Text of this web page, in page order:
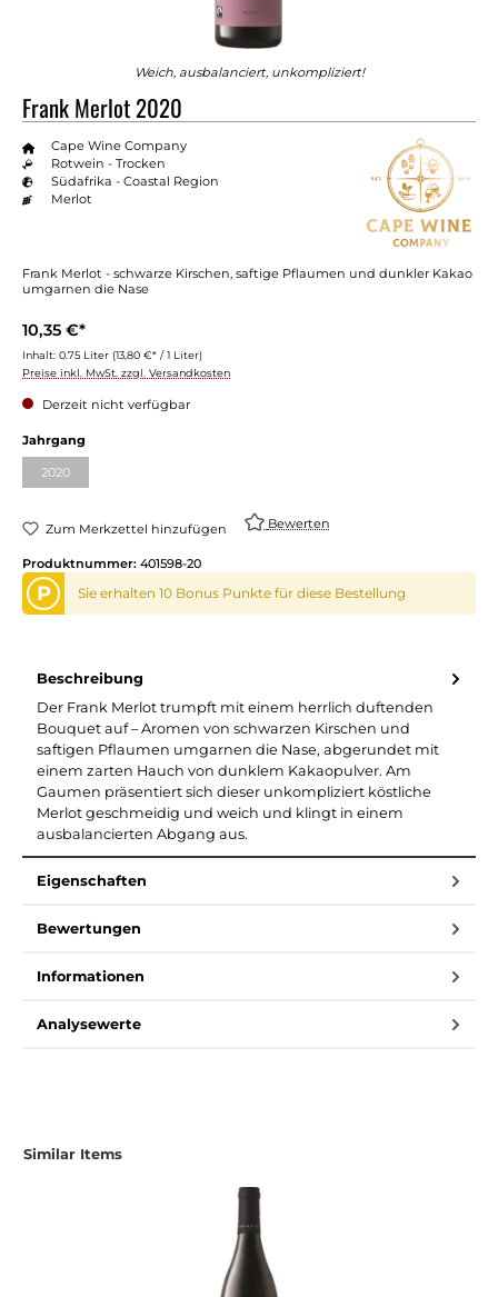
Weich, ausbalanciert, unkompliziert!
Frank Merlot 2020
Cape Wine Company
Rotwein - Trocken
Südafrika - Coastal Region
Merlot
Frank Merlot - schwarze Kirschen, saftige Pflaumen und dunkler Kakao
umgarnen die Nase
10,35 €*
Inhalt: 0.75 Liter (13,80 €* / 1 Liter)
Preise inkl. MwSt. zzgl. Versandkosten
Derzeit nicht verfügbar
Jahrgang
2020(Diese Option ist zurzeit nicht verfügbar.)
Zum Merkzettel hinzufügen Bewerten
Produktnummer: 401598-20
P Sie erhalten 10 Bonus Punkte für diese Bestellung
Beschreibung
Der Frank Merlot trumpft mit einem herrlich duftenden
Bouquet auf – Aromen von schwarzen Kirschen und
saftigen Pflaumen umgarnen die Nase, abgerundet mit
einem zarten Hauch von dunklem Kakaopulver. Am
Gaumen präsentiert sich dieser unkompliziert köstliche
Merlot geschmeidig und weich und klingt in einem
ausbalancierten Abgang aus.
Eigenschaften
Bewertungen
Informationen
Analysewerte
Produktgalerie überspringen
Similar Items